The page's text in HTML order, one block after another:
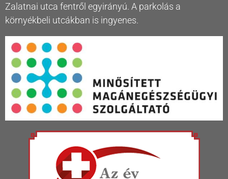
Zalatnai utca fentről egyirányú. A parkolás a
környékbeli utcákban is ingyenes.